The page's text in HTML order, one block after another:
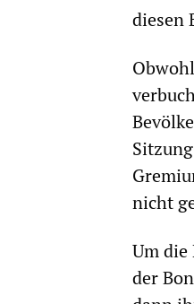
diesen
nicht
Um die
der